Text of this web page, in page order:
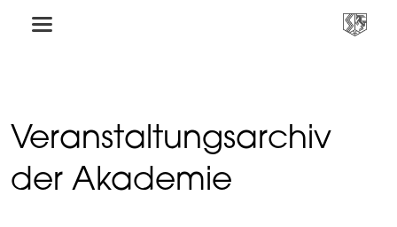
Veranstaltungsarchiv
der Akademie